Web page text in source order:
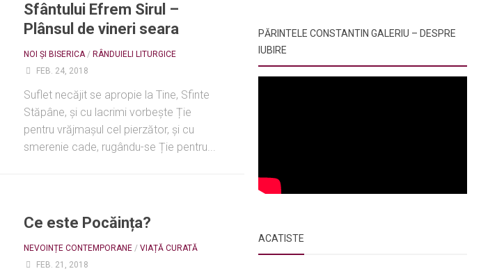
Sfântului Efrem Sirul –
Plânsul de vineri seara
NOI ȘI BISERICA/ RÂNDUIELI LITURGICE
FEB. 24, 2018
Suflet necăjit se apropie la Tine, Sfinte
Stăpâne, și cu lacrimi vorbește Ție
pentru vrăjmașul cel pierzător, și cu
smerenie cade, rugându-se Ție pentru...
Ce este Pocăința?
NEVOINȚE CONTEMPORANE / VIAȚĂ CURATĂ
FEB. 21, 2018
PĂRINTELE CONSTANTIN GALERIU – DESPRE
IUBIRE
ACATISTE